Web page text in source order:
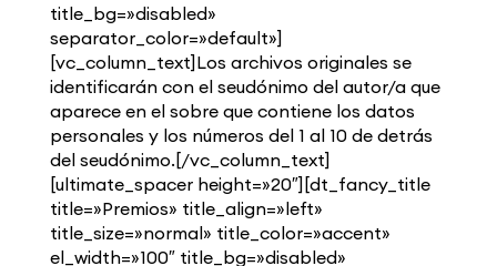
title_bg=»disabled»
separator_color=»default»]
[vc_column_text]Los archivos originales se
identificarán con el seudónimo del autor/a que
aparece en el sobre que contiene los datos
personales y los números del 1 al 10 de detrás
del seudónimo.[/vc_column_text]
[ultimate_spacer height=»20″][dt_fancy_title
title=»Premios» title_align=»left»
title_size=»normal» title_color=»accent»
el_width=»100″ title_bg=»disabled»